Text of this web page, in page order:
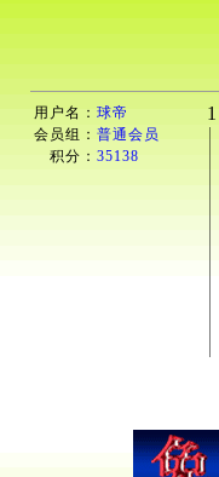
用户名： 球帝
会员组： 普通会员
积分： 35138
1